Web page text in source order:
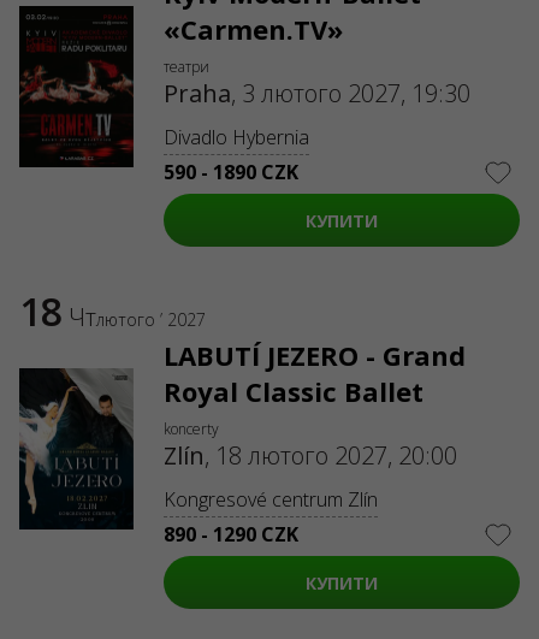
Martial law
List of cancelled and rescheduled events
Dispute resolving service
Box offices
Delivery and payment
Purchasing policy
«Carmen.TV»
театри
Praha, 3 лютого 2027, 19:30
Divadlo Hybernia
590 - 1890 CZK
КУПИТИ
18 Чтлютого ’ 2027
LABUTÍ JEZERO - Grand
Royal Classic Ballet
koncerty
Zlín, 18 лютого 2027, 20:00
Kongresové centrum Zlín
890 - 1290 CZK
КУПИТИ